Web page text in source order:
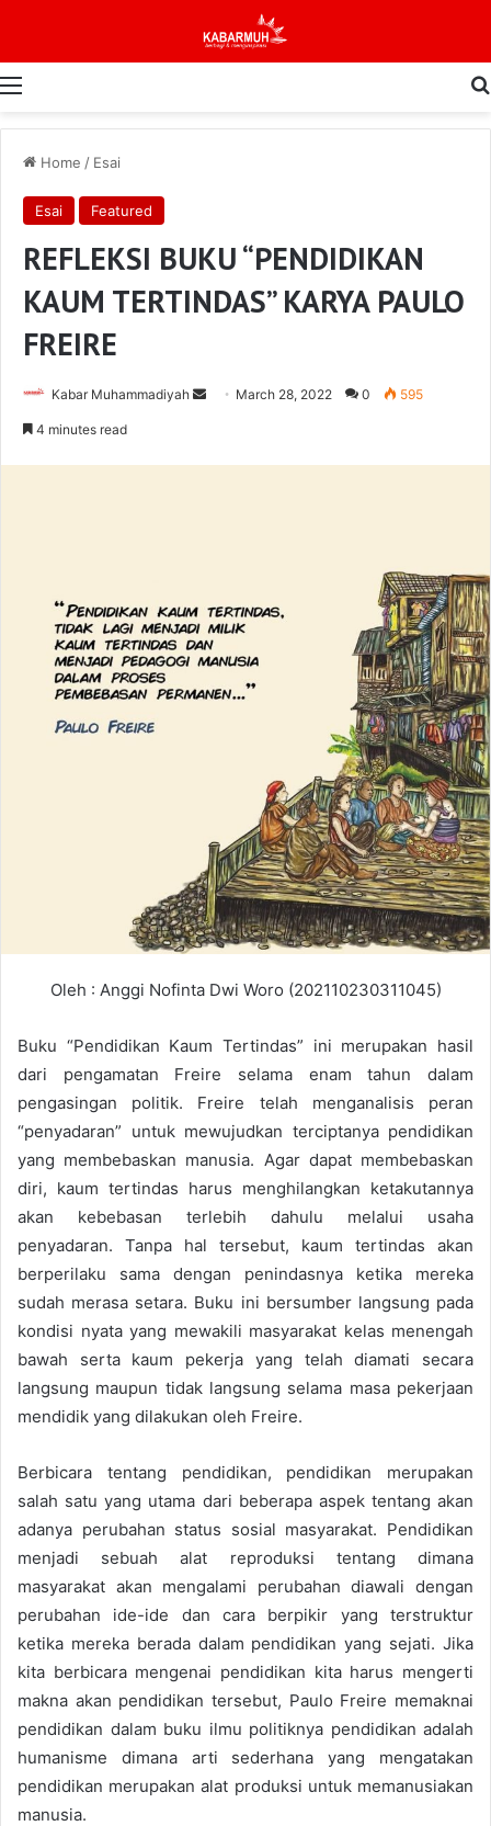
Menu
Home / Esai
Esai Featured
REFLEKSI BUKU “PENDIDIKAN
KAUM TERTINDAS” KARYA PAULO
FREIRE
Kabar Muhammadiyah
Send March 28, 2022 0 595
4 minutes read
Oleh : Anggi Nofinta Dwi Woro (202110230311045)
Buku “Pendidikan Kaum Tertindas” ini merupakan hasil
dari pengamatan Freire selama enam tahun dalam
pengasingan politik. Freire telah menganalisis peran
“penyadaran” untuk mewujudkan terciptanya pendidikan
yang membebaskan manusia. Agar dapat membebaskan
diri, kaum tertindas harus menghilangkan ketakutannya
akan kebebasan terlebih dahulu melalui usaha
penyadaran. Tanpa hal tersebut, kaum tertindas akan
berperilaku sama dengan penindasnya ketika mereka
sudah merasa setara. Buku ini bersumber langsung pada
kondisi nyata yang mewakili masyarakat kelas menengah
bawah serta kaum pekerja yang telah diamati secara
langsung maupun tidak langsung selama masa pekerjaan
mendidik yang dilakukan oleh Freire.
Berbicara tentang pendidikan, pendidikan merupakan
salah satu yang utama dari beberapa aspek tentang akan
adanya perubahan status sosial masyarakat. Pendidikan
menjadi sebuah alat reproduksi tentang dimana
masyarakat akan mengalami perubahan diawali dengan
perubahan ide-ide dan cara berpikir yang terstruktur
ketika mereka berada dalam pendidikan yang sejati. Jika
kita berbicara mengenai pendidikan kita harus mengerti
makna akan pendidikan tersebut, Paulo Freire memaknai
pendidikan dalam buku ilmu politiknya pendidikan adalah
humanisme dimana arti sederhana yang mengatakan
pendidikan merupakan alat produksi untuk memanusiakan
manusia.